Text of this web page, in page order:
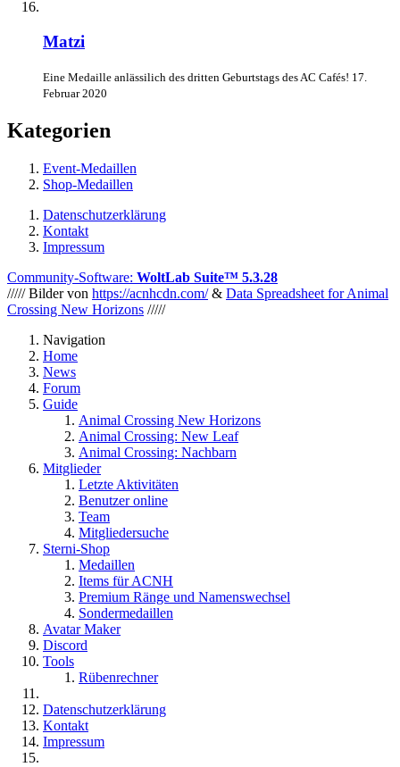
Matzi
Eine Medaille anlässilich des dritten Geburtstags des AC Cafés! 17.
Februar 2020
Kategorien
Event-Medaillen
Shop-Medaillen
Datenschutzerklärung
Kontakt
Impressum
Community-Software: WoltLab Suite™ 5.3.28
///// Bilder von https://acnhcdn.com/& Data Spreadsheet for Animal
Crossing New Horizons /////
Navigation
Home
News
Forum
Guide
Animal Crossing New Horizons
Animal Crossing: New Leaf
Animal Crossing: Nachbarn
Mitglieder
Letzte Aktivitäten
Benutzer online
Team
Mitgliedersuche
Sterni-Shop
Medaillen
Items für ACNH
Premium Ränge und Namenswechsel
Sondermedaillen
Avatar Maker
Discord
Tools
Rübenrechner
Datenschutzerklärung
Kontakt
Impressum